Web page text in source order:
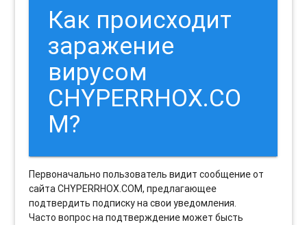
Как происходит
заражение
вирусом
CHYPERRHOX.CO
M?
Первоначально пользователь видит сообщение от
сайта CHYPERRHOX.COM, предлагающее
подтвердить подписку на свои уведомления.
Часто вопрос на подтверждение может бысть